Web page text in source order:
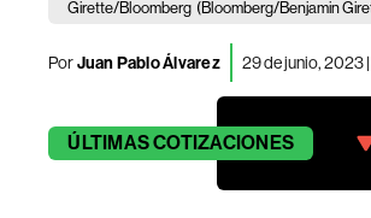
Girette/Bloomberg (Bloomberg/Benjamin
PorJuan Pablo Álvarez 29 de junio, 2023
ÚLTIMASCOTIZACIONES